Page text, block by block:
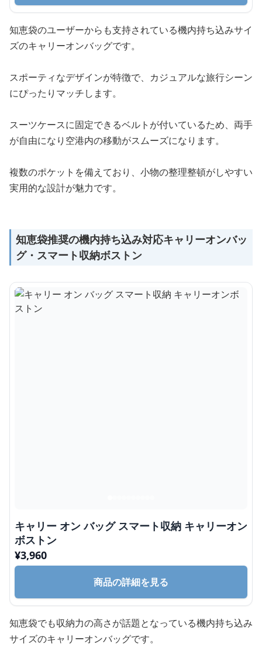
知恵袋のユーザーからも支持されている機内持ち込みサイ
ズのキャリーオンバッグです。
スポーティなデザインが特徴で、カジュアルな旅行シーン
にぴったりマッチします。
スーツケースに固定できるベルトが付いているため、両手
が自由になり空港内の移動がスムーズになります。
複数のポケットを備えており、小物の整理整頓がしやすい
実用的な設計が魅力です。
知恵袋推奨の機内持ち込み対応キャリーオンバッ
グ・スマート収納ボストン
キャリー オン バッグ スマート収納 キャリーオン
ボストン
¥3,960
商品の詳細を見る
知恵袋でも収納力の高さが話題となっている機内持ち込み
サイズのキャリーオンバッグです。